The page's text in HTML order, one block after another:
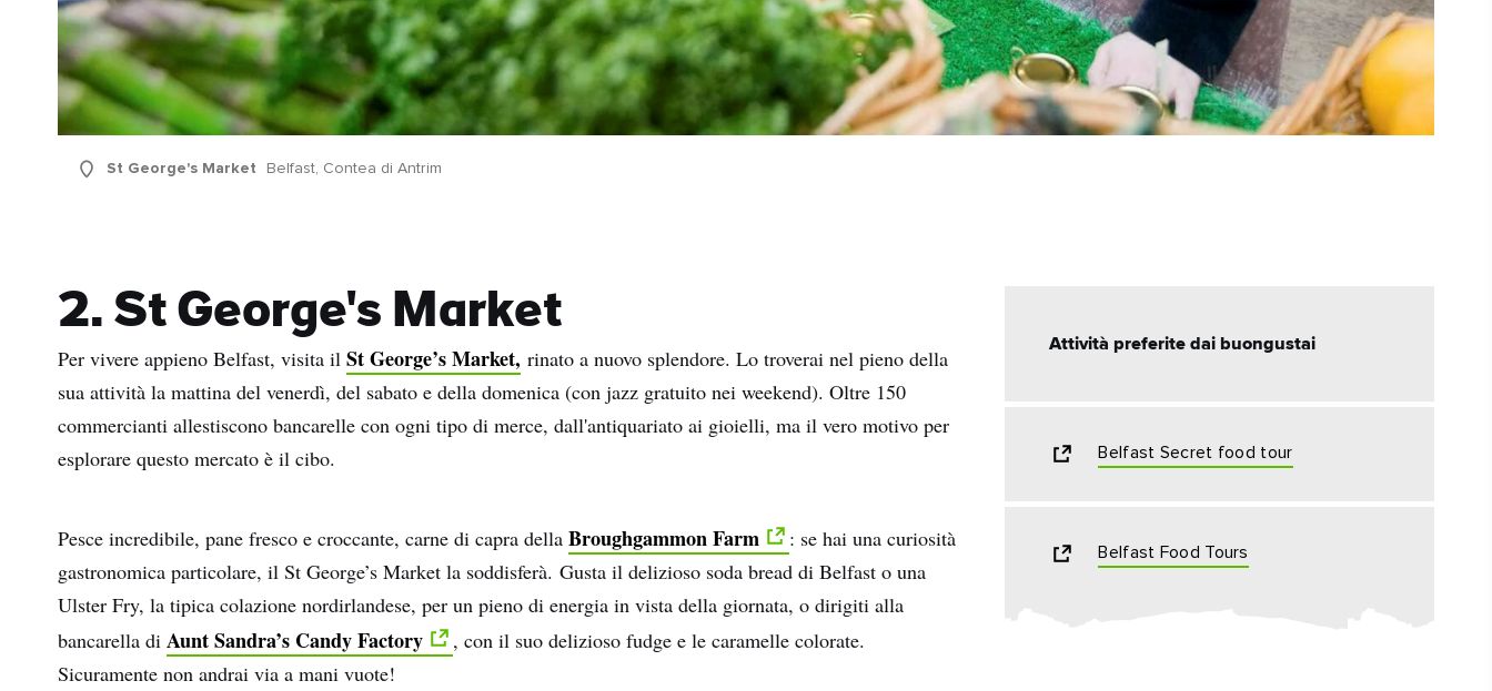
St George's Market Belfast, Contea di Antrim
2. St George's Market
Per vivere appieno Belfast, visita il St George’s Market, rinato a nuovo splendore. Lo troverai nel pieno della
sua attività la mattina del venerdì, del sabato e della domenica (con jazz gratuito nei weekend). Oltre 150
commercianti allestiscono bancarelle con ogni tipo di merce, dall'antiquariato ai gioielli, ma il vero motivo per
esplorare questo mercato è il cibo.
Pesce incredibile, pane fresco e croccante, carne di capra della Broughgammon Farm
: se hai una curiosità
gastronomica particolare, il St George’s Market la soddisferà. Gusta il delizioso soda bread di Belfast o una
Ulster Fry, la tipica colazione nordirlandese, per un pieno di energia in vista della giornata, o dirigiti alla
bancarella di Aunt Sandra’s Candy Factory
, con il suo delizioso fudge e le caramelle colorate.
Sicuramente non andrai via a mani vuote!
Attività preferite dai buongustai
Belfast Secret food tour
Belfast Food Tours